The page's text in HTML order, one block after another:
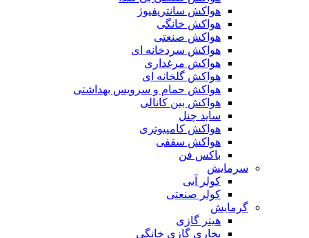
هواکش سانتریفیوژ
هواکش خانگی
هواکش صنعتی
هواکش سردخانه ای
هواکش مرغداری
هواکش گلخانه ای
هواکش حمام و سرویس بهداشتی
هواکش بین کانالی
ساید چنل
هواکش کامپیوتری
هواکش سقفی
باکس فن
سرمایش
کولر آبی
کولر صنعتی
گرمایش
هیتر گازی
بخاری گازی خانگی